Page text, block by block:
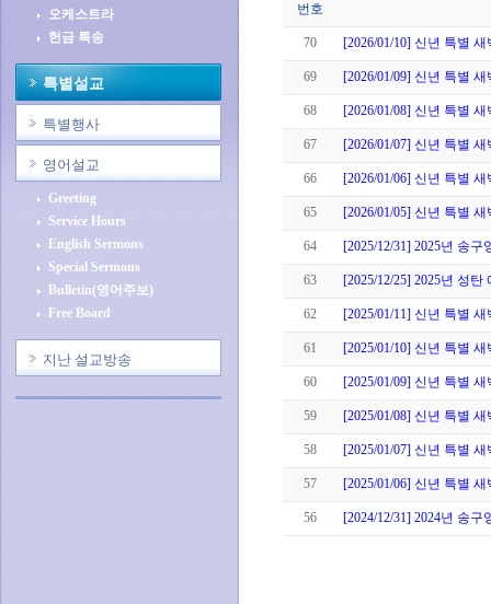
오케스트라
헌금 특송
특별설교
특별행사
영어설교
Greeting
Service Hours
English Sermons
Special Sermons
Bulletin(영어주보)
Free Board
지난 설교방송
번호
70 [2026/01/10] 신년 특별
69 [2026/01/09] 신년 특별
68 [2026/01/08] 신년 특별
67 [2026/01/07] 신년 특별
66 [2026/01/06] 신년 특별
65 [2026/01/05] 신년 특별
64 [2025/12/31] 2025년 송구
63 [2025/12/25] 2025년 성탄
62 [2025/01/11] 신년 특별
61 [2025/01/10] 신년 특별
60 [2025/01/09] 신년 특별
59 [2025/01/08] 신년 특별
58 [2025/01/07] 신년 특별
57 [2025/01/06] 신년 특별
56 [2024/12/31] 2024년 송구